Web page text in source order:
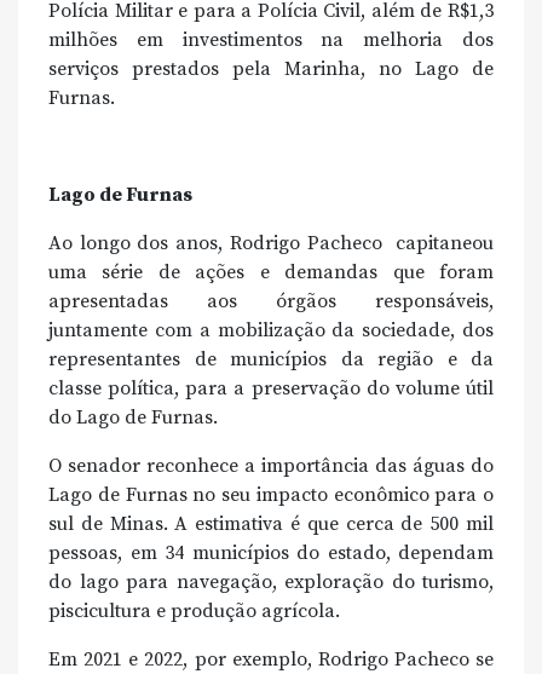
Polícia Militar e para a Polícia Civil, além de R$1,3
milhões em investimentos na melhoria dos
serviços prestados pela Marinha, no Lago de
Furnas.
Lago de Furnas
Ao longo dos anos, Rodrigo Pacheco capitaneou
uma série de ações e demandas que foram
apresentadas aos órgãos responsáveis,
juntamente com a mobilização da sociedade, dos
representantes de municípios da região e da
classe política, para a preservação do volume útil
do Lago de Furnas.
O senador reconhece a importância das águas do
Lago de Furnas no seu impacto econômico para o
sul de Minas. A estimativa é que cerca de 500 mil
pessoas, em 34 municípios do estado, dependam
do lago para navegação, exploração do turismo,
piscicultura e produção agrícola.
Em 2021 e 2022, por exemplo, Rodrigo Pacheco se